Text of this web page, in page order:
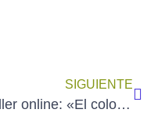
SIGUIENTE
Taller online: «El color de la Acuarela», impartido por Enrique Alda (sábado 6 de junio)